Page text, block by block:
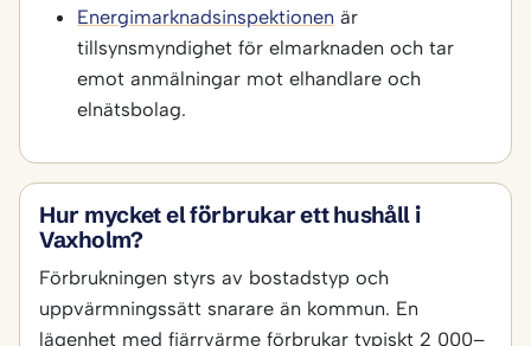
Energimarknadsinspektionen är
tillsynsmyndighet för elmarknaden och tar
emot anmälningar mot elhandlare och
elnätsbolag.
Hur mycket el förbrukar ett hushåll i
Vaxholm?
Förbrukningen styrs av bostadstyp och
uppvärmningssätt snarare än kommun. En
lägenhet med fjärrvärme förbrukar typiskt 2 000–